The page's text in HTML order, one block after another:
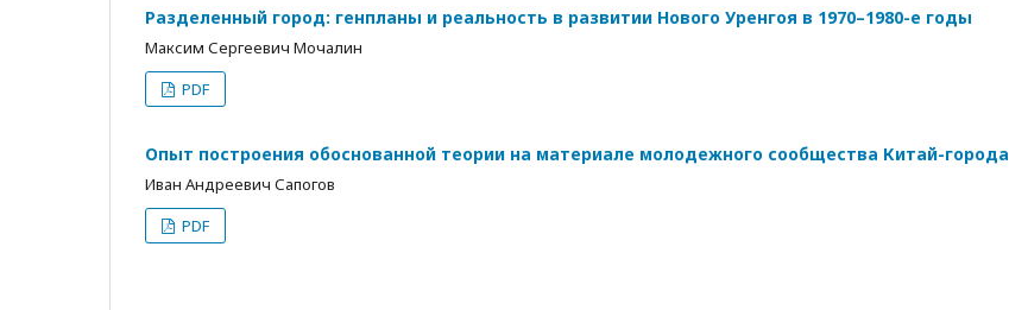
Разделенный город: генпланы и реальность в развитии Нового Уренгоя в 1970–1980-е годы
Максим Сергеевич Мочалин
PDF
Опыт построения обоснованной теории на материале молодежного сообщества Китай-города
Иван Андреевич Сапогов
PDF